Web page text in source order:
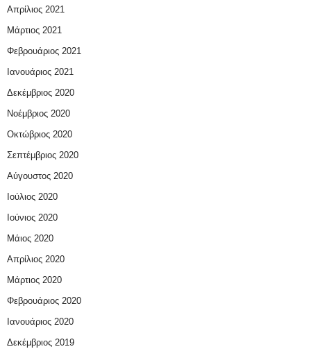
Απρίλιος 2021
Μάρτιος 2021
Φεβρουάριος 2021
Ιανουάριος 2021
Δεκέμβριος 2020
Νοέμβριος 2020
Οκτώβριος 2020
Σεπτέμβριος 2020
Αύγουστος 2020
Ιούλιος 2020
Ιούνιος 2020
Μάιος 2020
Απρίλιος 2020
Μάρτιος 2020
Φεβρουάριος 2020
Ιανουάριος 2020
Δεκέμβριος 2019